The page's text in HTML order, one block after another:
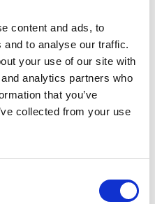
content and ads, to
to analyse our traffic.
your use of our site with
analytics partners who
that you’ve
collected from your use